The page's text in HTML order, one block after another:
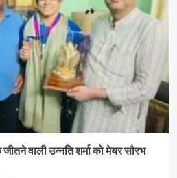
वाली उन्नति शर्मा को मेयर सौरभ